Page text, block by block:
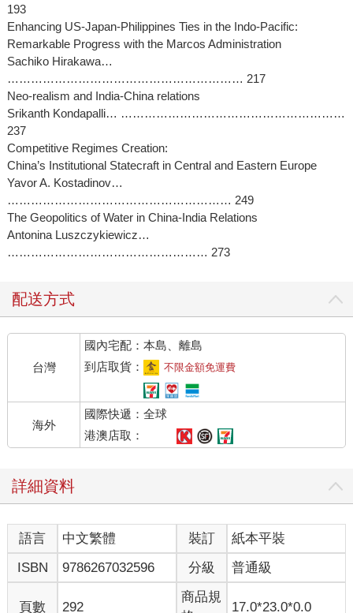
193
Enhancing US-Japan-Philippines Ties in the Indo-Pacific:
Remarkable Progress with the Marcos Administration
Sachiko Hirakawa…
…………………………………………………… 217
Neo-realism and India-China relations
Srikanth Kondapalli… …………………………………………………
237
Competitive Regimes Creation:
China’s Institutional Statecraft in Central and Eastern Europe
Yavor A. Kostadinov…
………………………………………………… 249
The Geopolitics of Water in China-India Relations
Antonina Luszczykiewicz…
…………………………………………… 273
配送方式
台灣
國內宅配：本島、離島
到店取貨：
不限金額免運費
海外
國際快遞：全球
港澳店取：
詳細資料
語言 中文繁體 裝訂
紙本平裝
ISBN
9786267032596 分級 普通級
頁數 292
商品規
17.0*23.0*0.0